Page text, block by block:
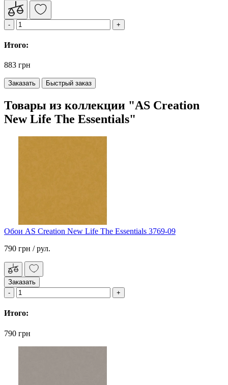
Итого:
883 грн
Заказать Быстрый заказ
Товары из коллекции "AS Creation
New Life The Essentials"
Обои AS Creation New Life The Essentials 3769-09
790 грн / рул.
Заказать
Итого:
790 грн